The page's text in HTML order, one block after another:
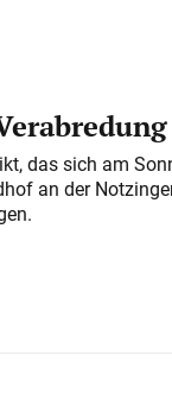
das sich am
an der